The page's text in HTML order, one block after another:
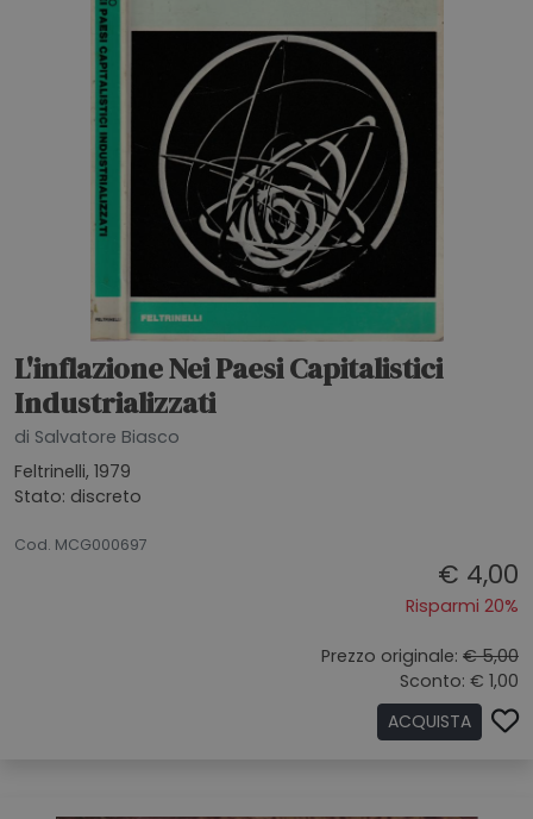
L'inflazione Nei Paesi Capitalistici
Industrializzati
di Salvatore Biasco
Feltrinelli, 1979
Stato: discreto
Cod. MCG000697
€ 4,00
Risparmi 20%
Prezzo originale: € 5,00
Sconto: € 1,00
ACQUISTA